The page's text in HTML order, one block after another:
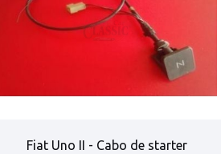
Fiat Uno II - Cabo de starter